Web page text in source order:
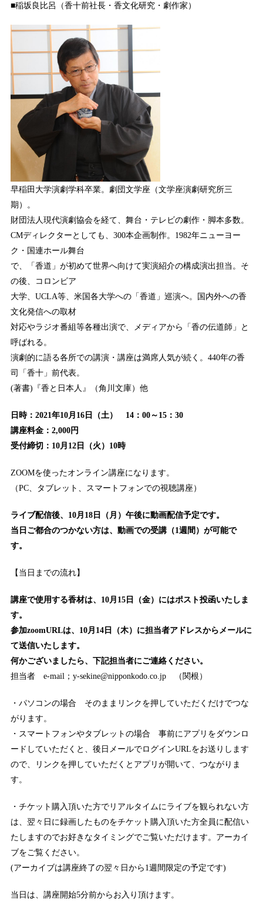
■稲坂良比呂（香十前社長・香文化研究・劇作家）
早稲⽥大学演劇学科卒業。劇団文学座（文学座演劇研究所三
期）。
財団法人現代演劇協会を経て、舞台・テレビの劇作・脚本多数。
CMディレクターとしても、300本企画制作。1982年ニューヨー
ク・国連ホール舞台
で、「香道」が初めて世界へ向けて実演紹介の構成演出担当。そ
の後、コロンビア
大学、UCLA等、米国各大学への「香道」巡演へ。国内外への香
文化発信への取材
対応やラジオ番組等各種出演で、メディアから「香の伝道師」と
呼ばれる。
演劇的に語る各所での講演・講座は満席人気が続く。440年の香
司「香十」前代表。
(著書)『香と日本人』（角川文庫）他
日時：2021年10月16日（土） 14：00～15：30
講座料金：2,000円
受付締切：10月12日（火）10時
ZOOMを使ったオンライン講座になります。
（PC、タブレット、スマートフォンでの視聴講座）
ライブ配信後、10月18日（月）午後に動画配信予定です。
当日ご都合のつかない方は、動画での受講（1週間）が可能で
す。
【当日までの流れ】
講座で使用する香材は、10月15日（金）にはポスト投函いたしま
す。
参加zoomURLは、10月14日（木）に担当者アドレスからメールに
て送信いたします。
何かございましたら、下記担当者にご連絡ください。
担当者 e-mail；y-sekine@nipponkodo.co.jp （関根）
・パソコンの場合 そのままリンクを押していただくだけでつな
がります。
・スマートフォンやタブレットの場合 事前にアプリをダウンロ
ードしていただくと、後日メールでログインURLをお送りします
ので、リンクを押していただくとアプリが開いて、つながりま
す。
・チケット購入頂いた方でリアルタイムにライブを観られない方
は、翌々日に録画したものをチケット購入頂いた方全員に配信い
たしますのでお好きなタイミングでご覧いただけます。アーカイ
ブをご覧ください。
(アーカイブは講座終了の翌々日から1週間限定の予定です)
当日は、講座開始5分前からお入り頂けます。